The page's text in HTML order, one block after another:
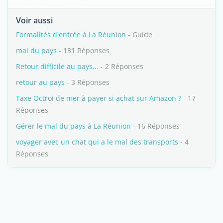
Voir aussi
Formalités d'entrée à La Réunion - Guide
mal du pays - 131 Réponses
Retour difficile au pays... - 2 Réponses
retour au pays - 3 Réponses
Taxe Octroi de mer à payer si achat sur Amazon ? - 17
Réponses
Gérer le mal du pays à La Réunion - 16 Réponses
voyager avec un chat qui a le mal des transports - 4
Réponses